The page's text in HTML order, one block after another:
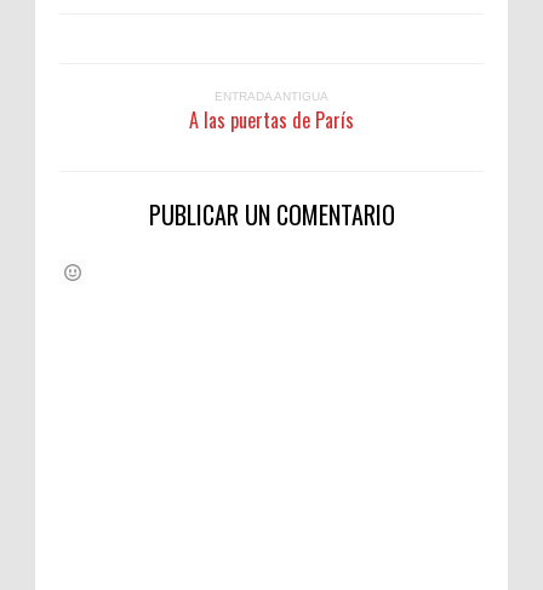
ENTRADA ANTIGUA
A las puertas de París
PUBLICAR UN COMENTARIO